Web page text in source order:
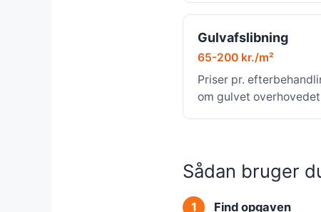
Gulvafslibning
65-200 kr./m²
Priser pr.
om gulvet
Sådan bruger
Find opgaven